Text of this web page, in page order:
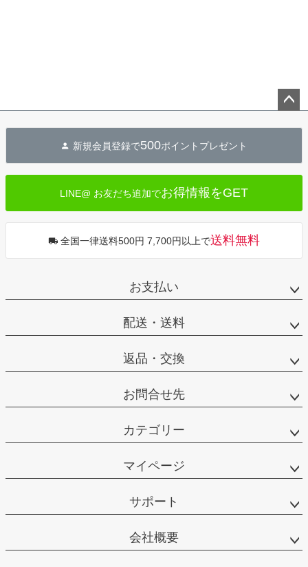
へ
新規会員登録で500ポイントプレゼント
LINE@ お友だち追加でお得情報をGET
全国一律送料500円 7,700円以上で送料無料
お支払い
配送・送料
返品・交換
お問合せ先
カテゴリー
マイページ
サポート
会社概要